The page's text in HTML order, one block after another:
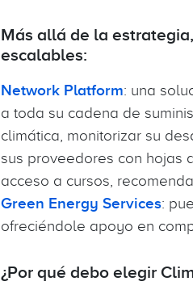
Más allá de la
escalables:
Network Platform: una
a toda su cadena de
climática, monitorizar su
sus proveedores con hojas
acceso a cursos,
Green Energy Services:
ofreciéndole apoyo en
¿Por qué debo elegir